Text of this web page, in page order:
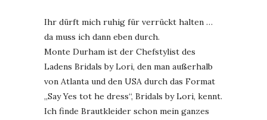
Ihr dürft mich ruhig für verrückt halten …
da muss ich dann eben durch.
Monte Durham ist der Chefstylist des
Ladens Bridals by Lori, den man außerhalb
von Atlanta und den USA durch das Format
„Say Yes tot he dress“, Bridals by Lori, kennt.
Ich finde Brautkleider schon mein ganzes